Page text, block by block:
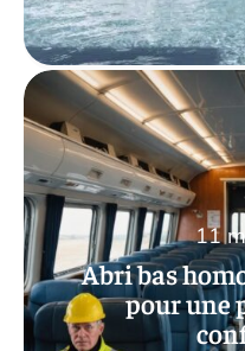
Abri bas
pour une
11